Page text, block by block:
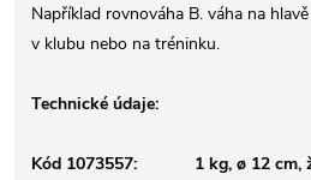
Například rovnováha B. váha na
v klubu nebo na tréninku.
Technické údaje:
Kód 1073557: 1 kg, ø 12 cm,